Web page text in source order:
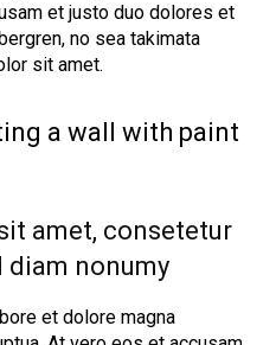
et justo duo dolores et
no sea takimata
sit amet.
amet, consetetur
diam nonumy
et dolore magna